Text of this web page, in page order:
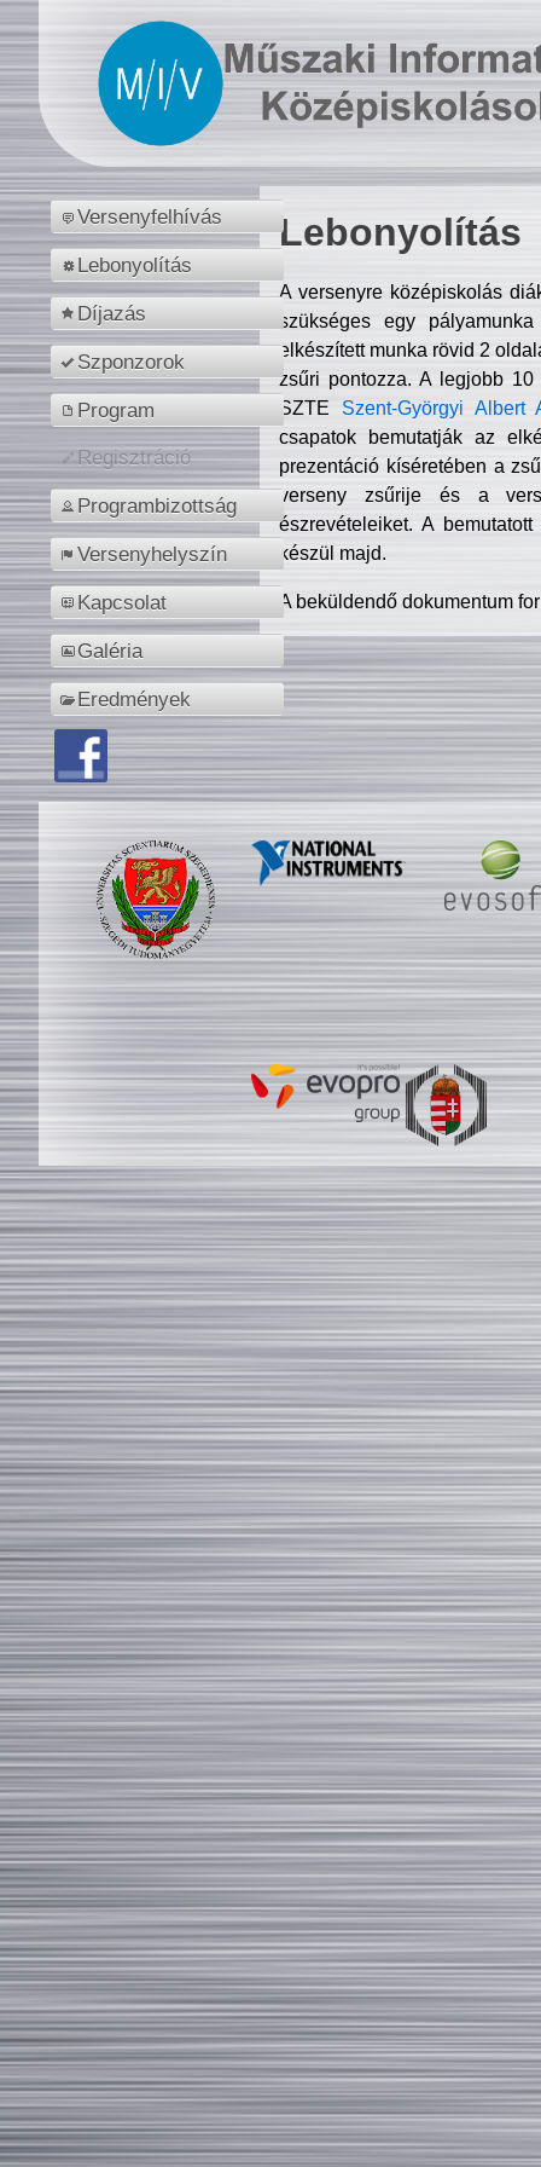
Versenyfelhívás
Lebonyolítás
Díjazás
Szponzorok
Program
Regisztráció
Programbizottság
Versenyhelyszín
Kapcsolat
Galéria
Eredmények
Lebonyolítás
A versenyre középiskolás
szükséges egy
elkészített munka rövid 2
zsűri pontozza. A legjobb
SZTE Szent-Györgyi Albert
csapatok bemutatják az
prezentáció kíséretében a
verseny zsűrije és a
észrevételeiket. A
készül majd.
A beküldendő dokumentum